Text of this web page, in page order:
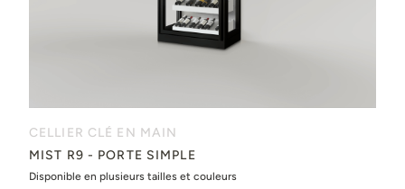
CELLIER CLÉ EN MAIN
MIST R9 - PORTE SIMPLE
Disponible en plusieurs tailles et couleurs